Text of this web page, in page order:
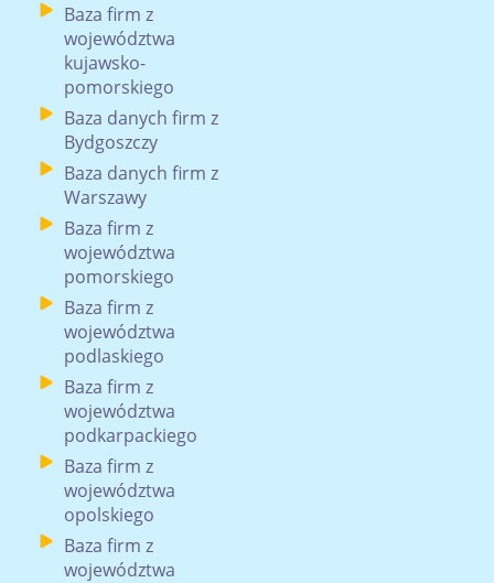
Baza firm z
województwa
kujawsko-
pomorskiego
Baza danych firm z
Bydgoszczy
Baza danych firm z
Warszawy
Baza firm z
województwa
pomorskiego
Baza firm z
województwa
podlaskiego
Baza firm z
województwa
podkarpackiego
Baza firm z
województwa
opolskiego
Baza firm z
województwa